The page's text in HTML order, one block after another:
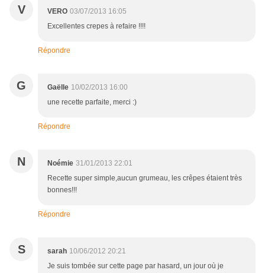
V VERO 03/07/2013 16:05
Excellentes crepes à refaire !!!!
Répondre
G Gaëlle 10/02/2013 16:00
une recette parfaite, merci :)
Répondre
N Noémie 31/01/2013 22:01
Recette super simple,aucun grumeau, les crêpes étaient très
bonnes!!!
Répondre
S sarah 10/06/2012 20:21
Je suis tombée sur cette page par hasard, un jour où je